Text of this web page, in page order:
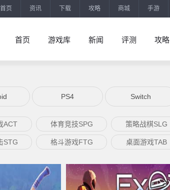
首页 资讯 下载 攻略 商城 手游
首页 游戏库 新闻 评测 攻略
PS4 Switch
ACT 体育竞技SPG 策略战棋SLG
STG 格斗游戏FTG 桌面游戏TAB